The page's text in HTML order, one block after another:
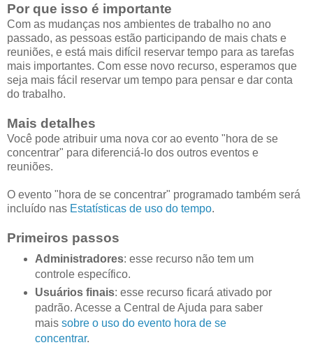
Por que isso é importante
Com as mudanças nos ambientes de trabalho no ano
passado, as pessoas estão participando de mais chats e
reuniões, e está mais difícil reservar tempo para as tarefas
mais importantes. Com esse novo recurso, esperamos que
seja mais fácil reservar um tempo para pensar e dar conta
do trabalho.
Mais detalhes
Você pode atribuir uma nova cor ao evento "hora de se
concentrar" para diferenciá-lo dos outros eventos e
reuniões.
O evento "hora de se concentrar" programado também será
incluído nas Estatísticas de uso do tempo.
Primeiros passos
Administradores: esse recurso não tem um
controle específico.
Usuários finais: esse recurso ficará ativado por
padrão. Acesse a Central de Ajuda para saber
mais sobre o uso do evento hora de se
concentrar.